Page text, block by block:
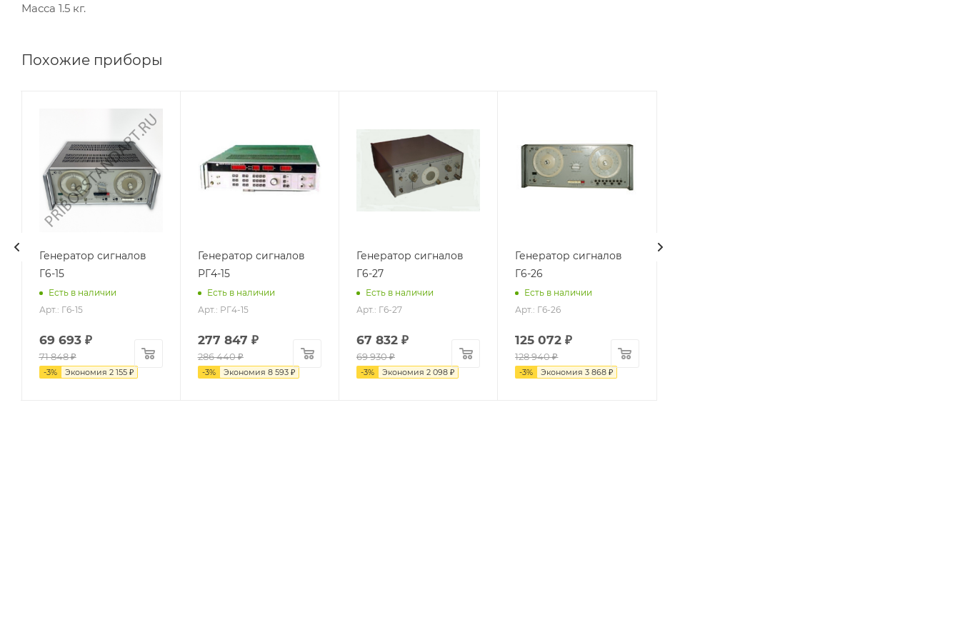
Масса 1.5 кг.
Похожие приборы
Генератор сигналов
Г6-15
Есть в наличии
Арт.: Г6-15
69 693₽
71 848₽
-3% Экономия 2 155₽
Генератор сигналов
РГ4-15
Есть в наличии
Арт.: РГ4-15
277 847 ₽
286 440₽
-3% Экономия 8 593₽
Генератор сигналов
Г6-27
Есть в наличии
Арт.: Г6-27
67 832 ₽
69 930₽
-3% Экономия 2 098 ₽
Генератор сигналов
Г6-26
Есть в наличии
Арт.: Г6-26
125 072 ₽
128 940₽
-3% Экономия 3 868 ₽